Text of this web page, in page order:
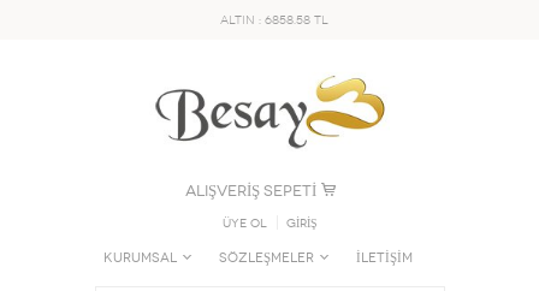
ALTIN : 6858.58 TL
ALIŞVERİŞ SEPETİ
Üye Ol GİRİŞ
KURUMSAL SÖZLEŞMELER İLETİŞİM